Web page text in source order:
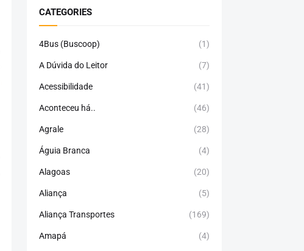
CATEGORIES
4Bus (Buscoop) (1)
A Dúvida do Leitor (7)
Acessibilidade (41)
Aconteceu há.. (46)
Agrale (28)
Águia Branca (4)
Alagoas (20)
Aliança (5)
Aliança Transportes (169)
Amapá (4)